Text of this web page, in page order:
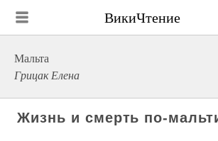
ВикиЧтение
Мальта
Грицак Елена
Жизнь и смерть по-